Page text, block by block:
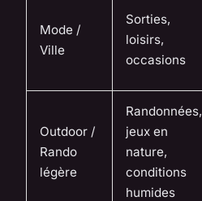
Mode /
Ville
Sorties,
loisirs,
occasions
Outdoor /
Rando
légère
Randonnées,
jeux en
nature,
conditions
humides